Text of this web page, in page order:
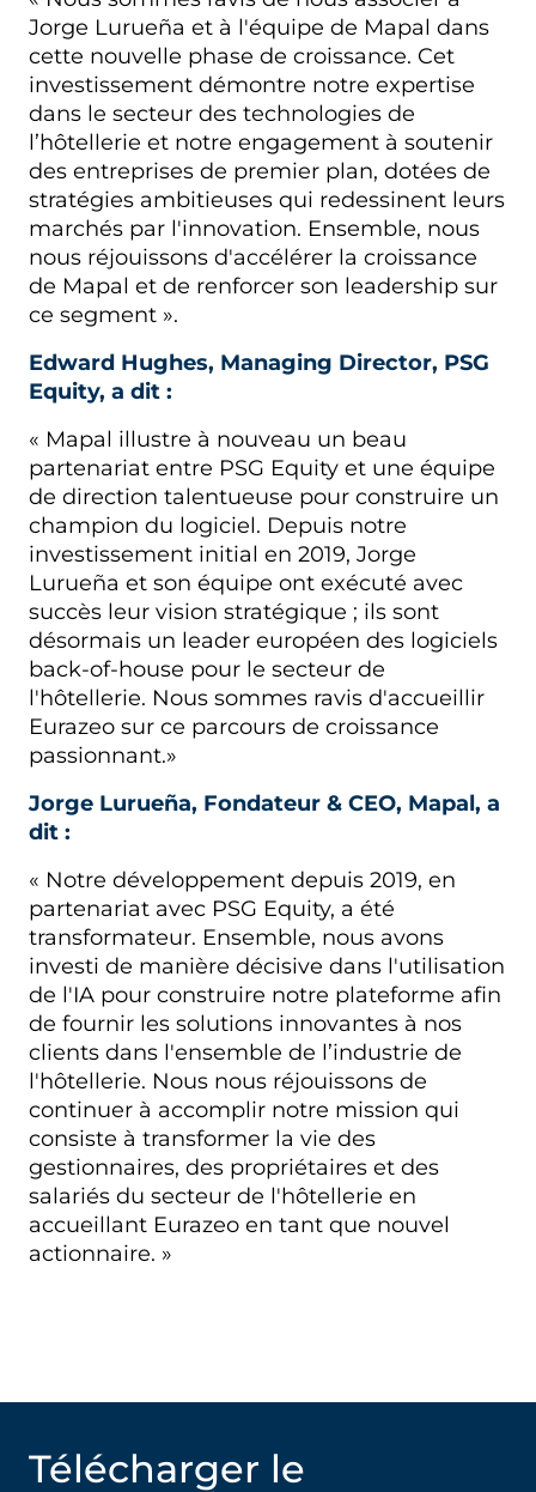
Jorge Lurueña et à l'équipe de Mapal dans
cette nouvelle phase de croissance. Cet
investissement démontre notre expertise
dans le secteur des technologies de
l’hôtellerie et notre engagement à soutenir
des entreprises de premier plan, dotées de
stratégies ambitieuses qui redessinent leurs
marchés par l'innovation. Ensemble, nous
nous réjouissons d'accélérer la croissance
de Mapal et de renforcer son leadership sur
ce segment ».
Edward Hughes, Managing Director, PSG
Equity, a dit :
« Mapal illustre à nouveau un beau
partenariat entre PSG Equity et une équipe
de direction talentueuse pour construire un
champion du logiciel. Depuis notre
investissement initial en 2019, Jorge
Lurueña et son équipe ont exécuté avec
succès leur vision stratégique ; ils sont
désormais un leader européen des logiciels
back-of-house pour le secteur de
l'hôtellerie. Nous sommes ravis d'accueillir
Eurazeo sur ce parcours de croissance
passionnant.»
Jorge Lurueña, Fondateur & CEO, Mapal, a
dit :
« Notre développement depuis 2019, en
partenariat avec PSG Equity, a été
transformateur. Ensemble, nous avons
investi de manière décisive dans l'utilisation
de l'IA pour construire notre plateforme afin
de fournir les solutions innovantes à nos
clients dans l'ensemble de l’industrie de
l'hôtellerie. Nous nous réjouissons de
continuer à accomplir notre mission qui
consiste à transformer la vie des
gestionnaires, des propriétaires et des
salariés du secteur de l'hôtellerie en
accueillant Eurazeo en tant que nouvel
actionnaire. »
Télécharger le